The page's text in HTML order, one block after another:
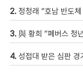
2. 정청래 “호남 반도
3. 與 황희 “폐버스 청
4. 성접대 받은 심판 경